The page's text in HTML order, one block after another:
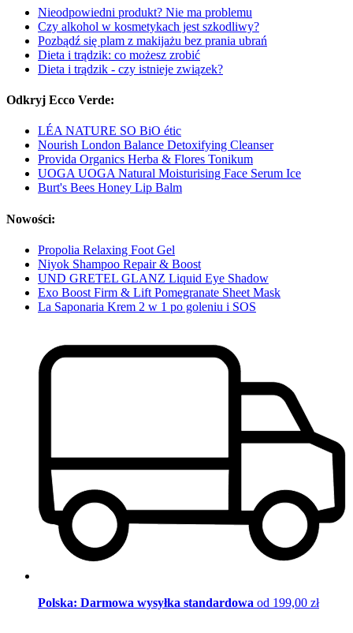
Nieodpowiedni produkt? Nie ma problemu
Czy alkohol w kosmetykach jest szkodliwy?
Pozbądź się plam z makijażu bez prania ubrań
Dieta i trądzik: co możesz zrobić
Dieta i trądzik - czy istnieje związek?
Odkryj Ecco Verde:
LÉA NATURE SO BiO étic
Nourish London Balance Detoxifying Cleanser
Provida Organics Herba & Flores Tonikum
UOGA UOGA Natural Moisturising Face Serum Ice
Burt's Bees Honey Lip Balm
Nowości:
Propolia Relaxing Foot Gel
Niyok Shampoo Repair & Boost
UND GRETEL GLANZ Liquid Eye Shadow
Exo Boost Firm & Lift Pomegranate Sheet Mask
La Saponaria Krem 2 w 1 po goleniu i SOS
Polska: Darmowa wysyłka standardowa od 199,00 zł